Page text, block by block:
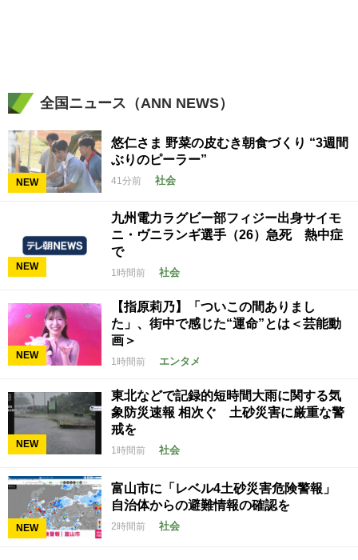
全国ニュース（ANN NEWS）
NEW
悠仁さま 野菜の皮むき朝食づくり “3週間
ぶりのピーラー”
41分前 社会
NEW
九州電力ラグビー部フィジー出身サイモ
ニ・ヴニランギ選手（26）急死 熱中症
で
1時間前 社会
NEW
【指原莉乃】「ついこの間ありまし
た」、街中で感じた“運命”とは＜芸能動
画＞
1時間前 エンタメ
NEW
東北などで記録的短時間大雨に関する気
象防災速報 相次ぐ 土砂災害に厳重な警
戒を
1時間前 社会
NEW
富山市に「レベル4土砂災害危険警報」
自治体からの避難情報の確認を
2時間前 社会